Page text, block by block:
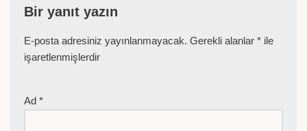
Bir yanıt yazın
E-posta adresiniz yayınlanmayacak. Gerekli alanlar * ile
işaretlenmişlerdir
Ad *